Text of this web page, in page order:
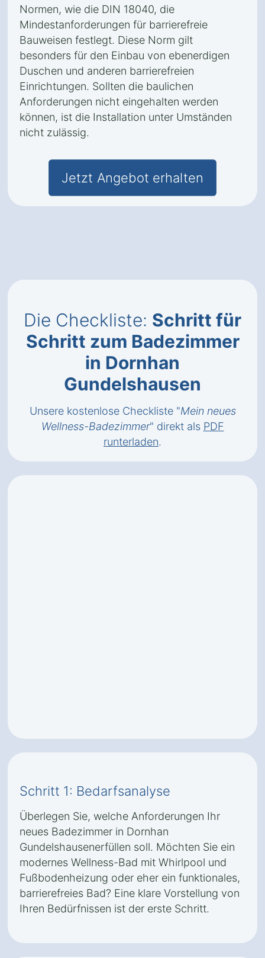
Normen, wie die DIN 18040, die
Mindestanforderungen für barrierefreie
Bauweisen festlegt. Diese Norm gilt
besonders für den Einbau von ebenerdigen
Duschen und anderen barrierefreien
Einrichtungen. Sollten die baulichen
Anforderungen nicht eingehalten werden
können, ist die Installation unter Umständen
nicht zulässig.
Jetzt Angebot erhalten
Die Checkliste: Schritt für
Schritt zum Badezimmer
in Dornhan
Gundelshausen
Unsere kostenlose Checkliste "Mein neues
Wellness-Badezimmer" direkt als PDF
runterladen.
Schritt 1: Bedarfsanalyse
Überlegen Sie, welche Anforderungen Ihr
neues Badezimmer in Dornhan
Gundelshausenerfüllen soll. Möchten Sie ein
modernes Wellness-Bad mit Whirlpool und
Fußbodenheizung oder eher ein funktionales,
barrierefreies Bad? Eine klare Vorstellung von
Ihren Bedürfnissen ist der erste Schritt.